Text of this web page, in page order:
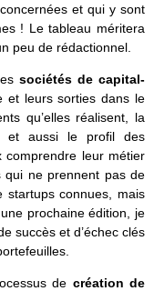
et qui y sont
! Le tableau méritera
peu de rédactionnel.
sociétés de capital-
et leurs sorties dans le
qu’elles réalisent, la
et aussi le profil des
comprendre leur métier
qui ne prennent pas de
startups connues, mais
prochaine édition, je
succès et d’échec clés
de création de